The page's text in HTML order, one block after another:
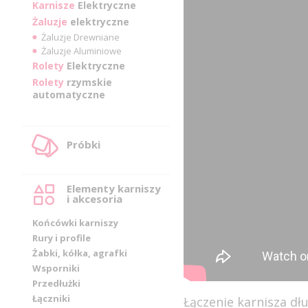
Karnisze Elektryczne
Żaluzje elektryczne
Żaluzje Drewniane
Żaluzje Aluminiowe
Rolety Elektryczne
Rolety rzymskie
automatyczne
Próbki
Elementy karniszy
i akcesoria
Końcówki karniszy
Rury i profile
Żabki, kółka, agrafki
Wsporniki
Przedłużki
Łączniki
Łączenie karnisza